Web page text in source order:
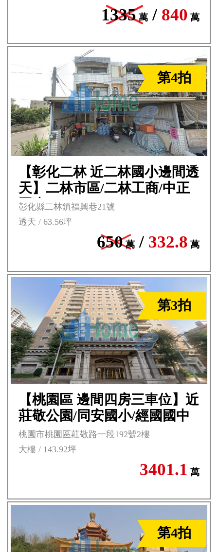
1335 萬 /840 萬
第4拍
【彰化二林 近二林國小邊間透
天】二林市區/二林工商/中正
國小**
彰化縣二林鎮福興巷21號
透天 / 63.56坪
650 萬 /332.8 萬
第3拍
【桃園區 邊間四房三車位】近
莊敬公園/同安國小/經國國中
***
桃園市桃園區莊敬路一段192號2樓
大樓 / 143.92坪
3401.1 萬
第4拍